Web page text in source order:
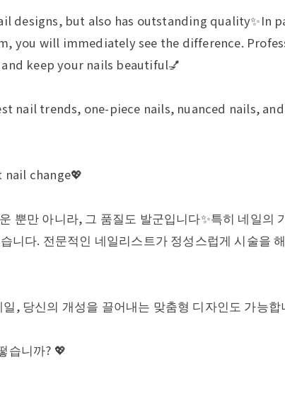
designs, but also has outstanding
you will immediately see the difference.
keep your nails beautiful💅
nail trends, one-piece nails, nuanced nails,
change💖
뿐만 아니라, 그 품질도 발군입니다✨특히 네일의
니다. 전문적인 네일리스트가 정성스럽게 시술을
, 당신의 개성을 끌어내는 맞춤형 디자인도 가능합
습니까? 💖